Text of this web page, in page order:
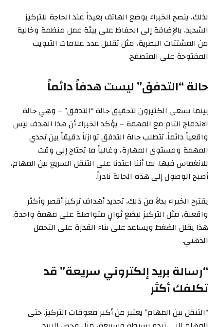
لذلك، ينصح الخبراء بوضع الهاتف بعيداً عند الحاجة للتركيز
الشديد، بالإضافة إلى الحفاظ على بيئة عمل منظمة وخالية
من المشتتات البصرية، مثل تقليل عدد علامات التبويب
المفتوحة على المتصفح.
حالة “التدفق” ليست هدفاً دائماً
بينما يسعى الكثيرون لتحقيق حالة “التدفق” – وهي حالة
الاندماج التام مع المهمة – يؤكد الخبراء أن هذا الهدف ليس
واقعياً دائماً. تتطلب حالة التدفق توازناً دقيقاً بين تحدي
المهمة ومستوى المهارة، وغالباً ما تحتاج إلى وقت
للانغماس فيها. بما أننا اعتدنا على التنقل السريع بين المهام،
أصبح الوصول إلى هذه الحالة نادراً.
يقترح الخبراء بدلاً من ذلك، تحديد أهداف تركيز أقصر وأكثر
واقعية، مثل التركيز لبضع ثوانٍ متواصلة على مهمة واحدة.
هذا يقلل الضغط ويساعد على بناء القدرة على التحمل
الذهني.
“رسالة بريد إلكتروني سريعة” قد
تكلفك أكثر
“التنقل بين المهام” يعتبر من أكبر معوقات التركيز. حتى